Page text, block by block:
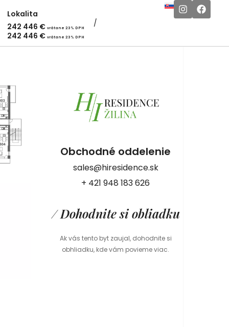
Lokalita
242 446 € vrátane 23% DPH
242 446 € vrátane 23% DPH
Obchodné oddelenie
sales@hiresidence.sk
+ 421 948 183 626
/ Dohodnite si obliadku
Ak vás tento byt zaujal, dohodnite si
obhliadku, kde vám povieme viac.